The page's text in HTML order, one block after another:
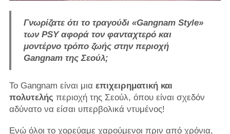
Γνωρίζατε ότι το τραγούδι «Gangnam Style»
των PSY αφορά τον φανταχτερό και
μοντέρνο τρόπο ζωής στην περιοχή
Gangnam της Σεούλ;
Το Gangnam είναι μια επιχειρηματική και
πολυτελής περιοχή της Σεούλ, όπου είναι σχεδόν
αδύνατο να είσαι υπερβολικά ντυμένος!
Ενώ όλοι το χορεύαμε χαρούμενοι πριν από χρόνια,